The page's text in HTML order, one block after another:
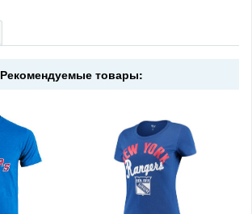
Рекомендуемые товары: